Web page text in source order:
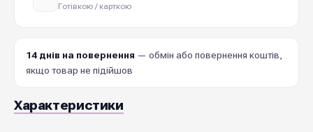
Готівкою / карткою
14 днів на повернення — обмін або повернення коштів,
якщо товар не підійшов
Характеристики